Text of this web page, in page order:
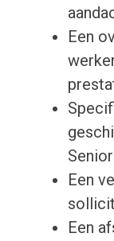
Een
Een
Een